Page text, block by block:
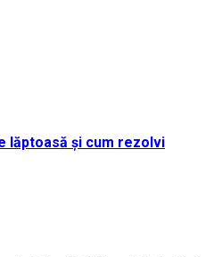
lăptoasă și cum rezolvi